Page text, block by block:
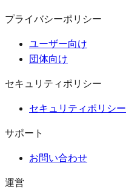
プライバシーポリシー
ユーザー向け
団体向け
セキュリティポリシー
セキュリティポリシー
サポート
お問い合わせ
運営